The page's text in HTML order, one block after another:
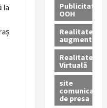
la
Publicitate
OOH
Realitatea
augmentată
Realitatea
Virtuală
site
comunicate
de presa